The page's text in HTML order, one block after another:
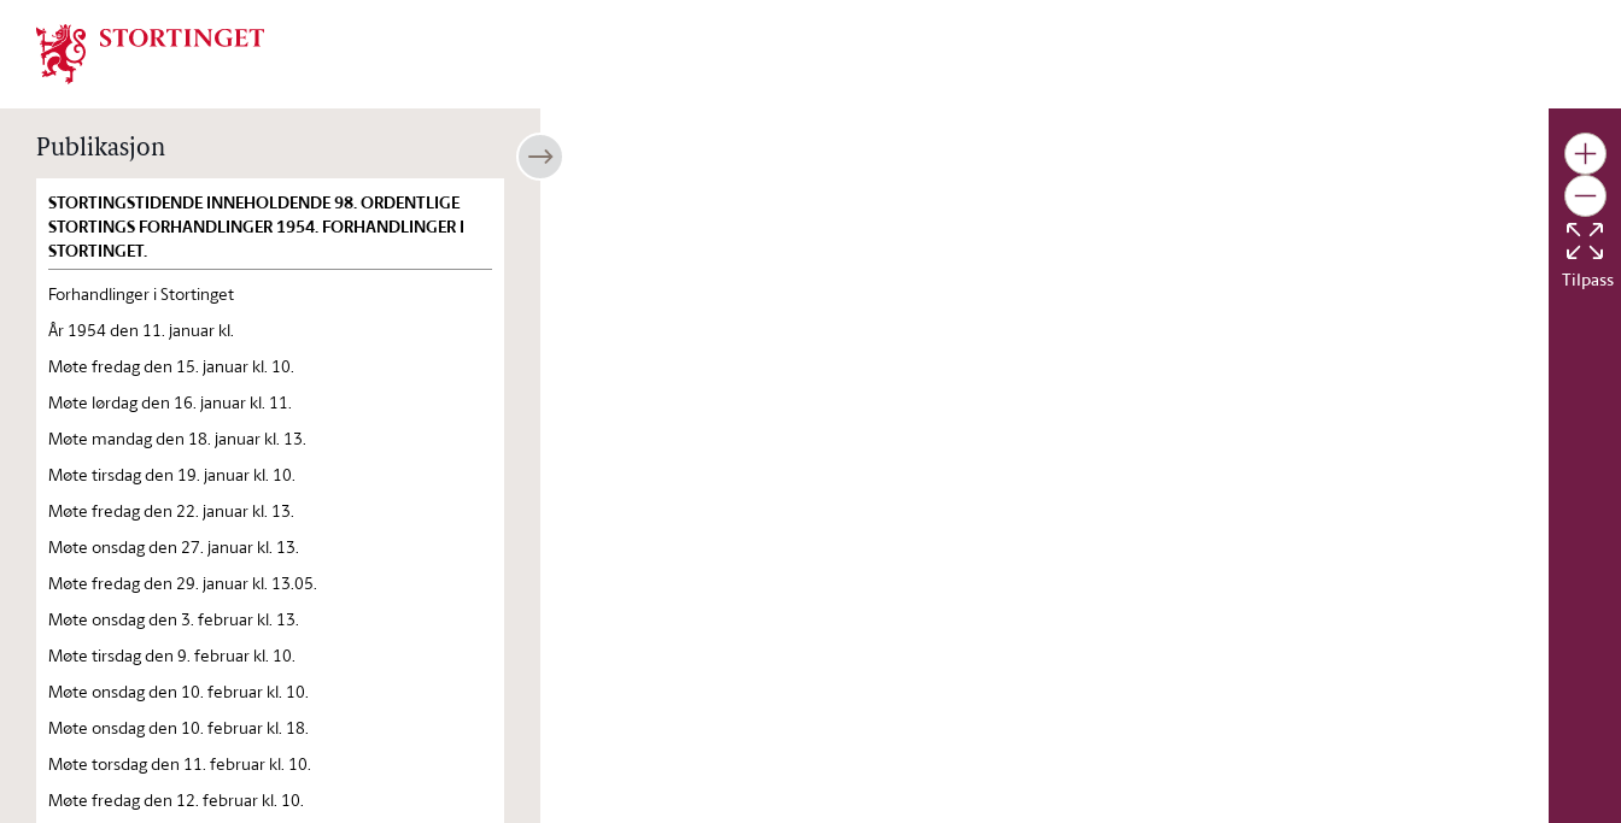
Stortinget.no
Publikasjon
STORTINGSTIDENDE INNEHOLDENDE 98. ORDENTLIGE
STORTINGS FORHANDLINGER 1954. FORHANDLINGER I
STORTINGET.
Forhandlinger i Stortinget
År 1954 den 11. januar kl.
Møte fredag den 15. januar kl. 10.
Møte lørdag den 16. januar kl. 11.
Møte mandag den 18. januar kl. 13.
Møte tirsdag den 19. januar kl. 10.
Møte fredag den 22. januar kl. 13.
Møte onsdag den 27. januar kl. 13.
Møte fredag den 29. januar kl. 13.05.
Møte onsdag den 3. februar kl. 13.
Møte tirsdag den 9. februar kl. 10.
Møte onsdag den 10. februar kl. 10.
Møte onsdag den 10. februar kl. 18.
Møte torsdag den 11. februar kl. 10.
Møte fredag den 12. februar kl. 10.